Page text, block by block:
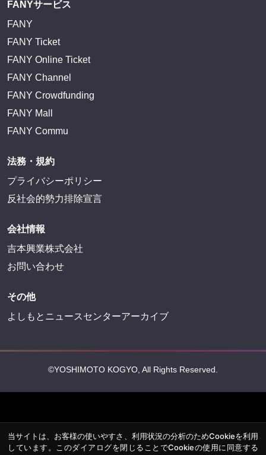
FANYサービス
FANY
FANY Ticket
FANY Online Ticket
FANY Channel
FANY Crowdfunding
FANY Mall
FANY Commu
法務・規約
プライバシーポリシー
反社会的勢力排除宣言
会社情報
吉本興業株式会社
お問い合わせ
その他
よしもとニュースセンターアーカイブ
©YOSHIMOTO KOGYO, All Rights Reserved.
当サイトは、お客様の使いやすさ、利用状況の分析のためCookieを利用
しています。このダイアログを閉じることでCookieの使用に同意する